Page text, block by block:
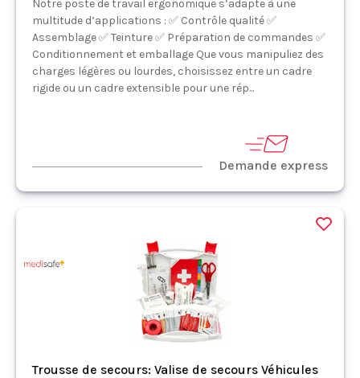
Notre poste de travail ergonomique s’adapte à une
multitude d’applications : ✅ Contrôle qualité ✅
Assemblage ✅ Teinture ✅ Préparation de commandes ✅
Conditionnement et emballage Que vous manipuliez des
charges légères ou lourdes, choisissez entre un cadre
rigide ou un cadre extensible pour une rép...
Demande express
Trousse de secours: Valise de secours Véhicules